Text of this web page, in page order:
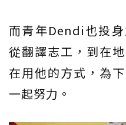
而青年Dendi也投
從翻譯志工，到在
在用他的方式，為
一起努力。